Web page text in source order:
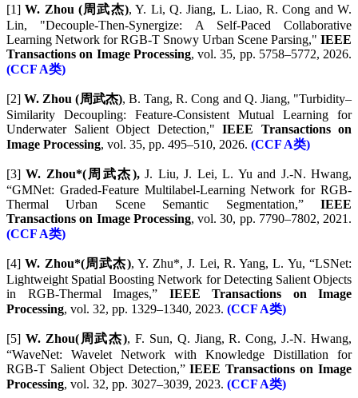
[1]W. Zhou (周武杰), Y. Li, Q. Jiang, L. Liao, R. Cong and W.
Lin, "Decouple-Then-Synergize: A Self-Paced Collaborative
Learning Network for RGB-T Snowy Urban Scene Parsing," IEEE
Transactions on Image Processing, vol. 35, pp. 5758–5772, 2026.
(CCF A类)
[2]W. Zhou (周武杰), B. Tang, R. Cong and Q. Jiang, "Turbidity–
Similarity Decoupling: Feature-Consistent Mutual Learning for
Underwater Salient Object Detection," IEEE Transactions on
Image Processing, vol. 35, pp. 495–510, 2026. (CCF A类)
[3]W. Zhou*(周武杰),J. Liu, J. Lei, L. Yu and J.-N. Hwang,
“GMNet: Graded-Feature Multilabel-Learning Network for RGB-
Thermal Urban Scene Semantic Segmentation,”IEEE
Transactions on Image Processing, vol. 30, pp. 7790–7802, 2021.
(CCF A类)
[4]W. Zhou*(周武杰), Y. Zhu*, J. Lei, R. Yang, L. Yu, “LSNet:
Lightweight Spatial Boosting Network for Detecting Salient Objects
in RGB-Thermal Images,” IEEE Transactions on Image
Processing, vol. 32, pp. 1329–1340, 2023. (CCF A类)
[5] W. Zhou(周武杰), F. Sun, Q. Jiang, R. Cong, J.-N. Hwang,
“WaveNet: Wavelet Network with Knowledge Distillation for
RGB-T Salient Object Detection,”IEEE Transactions on Image
Processing, vol. 32, pp. 3027–3039, 2023. (CCF A类)